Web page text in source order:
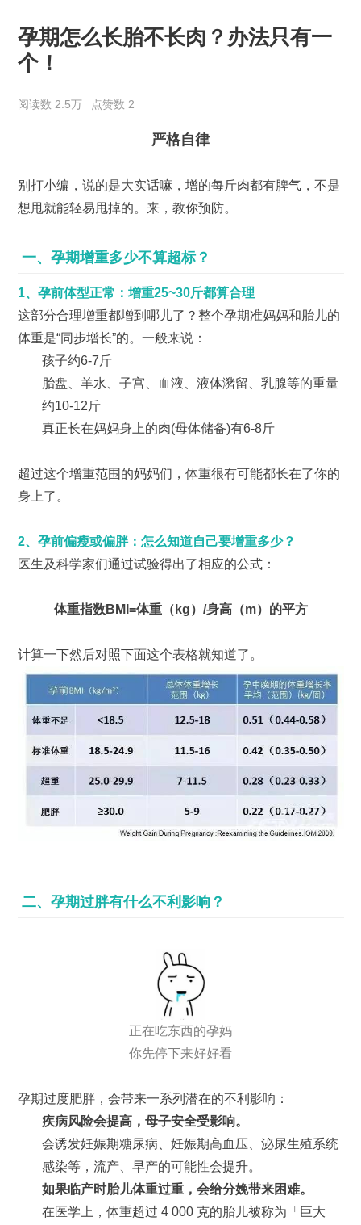
孕期怎么长胎不长肉？办法只有一
个！
阅读数 2.5万 点赞数 2
严格自律
别打小编，说的是大实话嘛，增的每斤肉都有脾气，不是
想甩就能轻易甩掉的。来，教你预防。
一、孕期增重多少不算超标？
1、孕前体型正常：增重25~30斤都算合理
这部分合理增重都增到哪儿了？整个孕期准妈妈和胎儿的
体重是“同步增长”的。一般来说：
孩子约6-7斤
胎盘、羊水、子宫、血液、液体潴留、乳腺等的重量
约10-12斤
真正长在妈妈身上的肉(母体储备)有6-8斤
超过这个增重范围的妈妈们，体重很有可能都长在了你的
身上了。
2、孕前偏瘦或偏胖：怎么知道自己要增重多少？
医生及科学家们通过试验得出了相应的公式：
体重指数BMI=体重（kg）/身高（m）的平方
计算一下然后对照下面这个表格就知道了。
二、孕期过胖有什么不利影响？
正在吃东西的孕妈
你先停下来好好看
孕期过度肥胖，会带来一系列潜在的不利影响：
疾病风险会提高，母子安全受影响。
会诱发妊娠期糖尿病、妊娠期高血压、泌尿生殖系统
感染等，流产、早产的可能性会提升。
如果临产时胎儿体重过重，会给分娩带来困难。
在医学上，体重超过 4 000 克的胎儿被称为「巨大